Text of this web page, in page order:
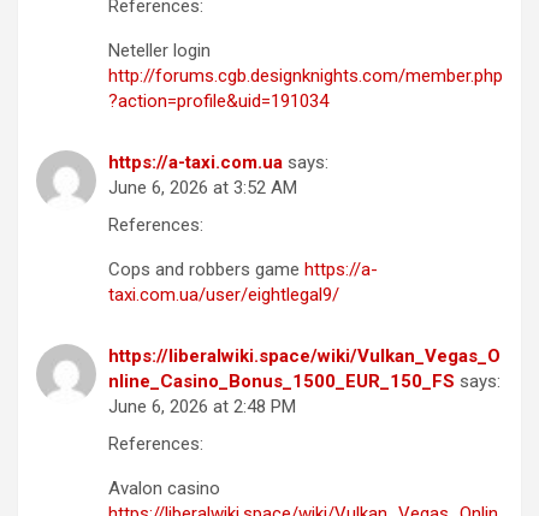
References:
Neteller login
http://forums.cgb.designknights.com/member.php
?action=profile&uid=191034
https://a-taxi.com.ua says:
June 6, 2026 at 3:52 AM
References:
Cops and robbers game https://a-
taxi.com.ua/user/eightlegal9/
https://liberalwiki.space/wiki/Vulkan_Vegas_O
nline_Casino_Bonus_1500_EUR_150_FS says:
June 6, 2026 at 2:48 PM
References:
Avalon casino